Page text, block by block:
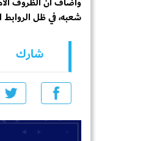
شعبه، في ظل الروابط
شارك